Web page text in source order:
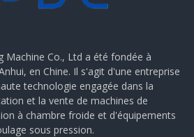
Machine Co., Ltd a été fondée à
en Chine. Il s'agit d'une entreprise
technologie engagée dans la
et la vente de machines de
à chambre froide et d'équipements
sous pression.